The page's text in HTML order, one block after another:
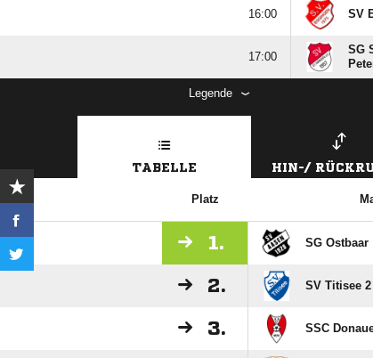
 SV

SG
Legende
TABELLE HIN-/
Platz
1. SG Ostbaar
2. SV Titisee 2
3. SSC